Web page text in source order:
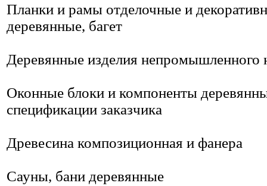
Планки и рамы отделочные и
деревянные, багет
Деревянные изделия непромышленного
Оконные блоки и компоненты
спецификации заказчика
Древесина композиционная и фанера
Сауны, бани деревянные